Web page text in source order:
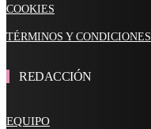
COOKIES
TÉRMINOS Y CONDICIONES
REDACCIÓN
EQUIPO